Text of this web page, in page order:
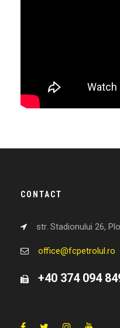
CONTACT
str. Stadionului 26,
office@fcpetrolul.ro
+40 374 094